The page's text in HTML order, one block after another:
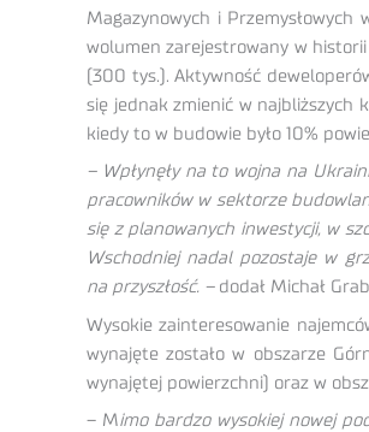
Magazynowych i
wolumen zarejestrowany w
(300 tys.). Aktywność
się jednak zmienić w najbliższych
kiedy to w budowie było 10%
– Wpłynęły na to wojna na
pracowników w sektorze
się z planowanych inwestycji, w
Wschodniej nadal pozostaje w
na przyszłość. –dodał Michał
Wysokie zainteresowanie
wynajęte zostało w obszarze
wynajętej powierzchni) oraz w
– Mimo bardzo wysokiej nowej